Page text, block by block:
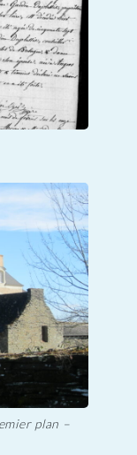
plan –